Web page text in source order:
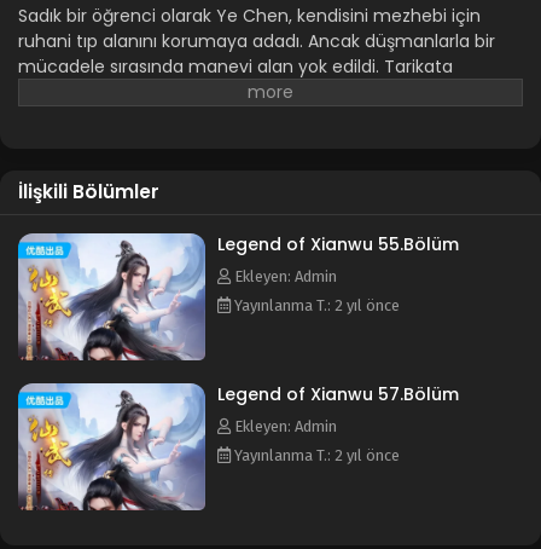
Legend of Xianwu 47.Bölüm
Blm 47 - Şubat 11, 2024
Legend of Xianwu 46.Bölüm
Legend of Xianwu 45.Bölüm
Blm 45 - Ocak 29, 2024
Legend of Xianwu 44.Bölüm
Blm 44 - Ocak 21, 2024
Legend of Xianwu 43.Bölüm
Blm 43 - Ocak 14, 2024
Legend of Xianwu 42.Bölüm
Sadık bir öğrenci olarak Ye Chen, kendisini mezhebi için
ruhani tıp alanını korumaya adadı. Ancak düşmanlarla bir
mücadele sırasında manevi alan yok edildi. Tarikata
sadakati ve bağlılığı onu kurtaramadı. Akranlarından ve
kendini daha güçlü bir gelişimci olarak geliştirmeye
önüne serdi ve kendi hikayesini yeniden yazdı...
İlişkili Bölümler
Legend of Xianwu 55.Bölüm
Ekleyen: Admin
Yayınlanma T.: 2 yıl önce
Legend of Xianwu 57.Bölüm
Ekleyen: Admin
Yayınlanma T.: 2 yıl önce